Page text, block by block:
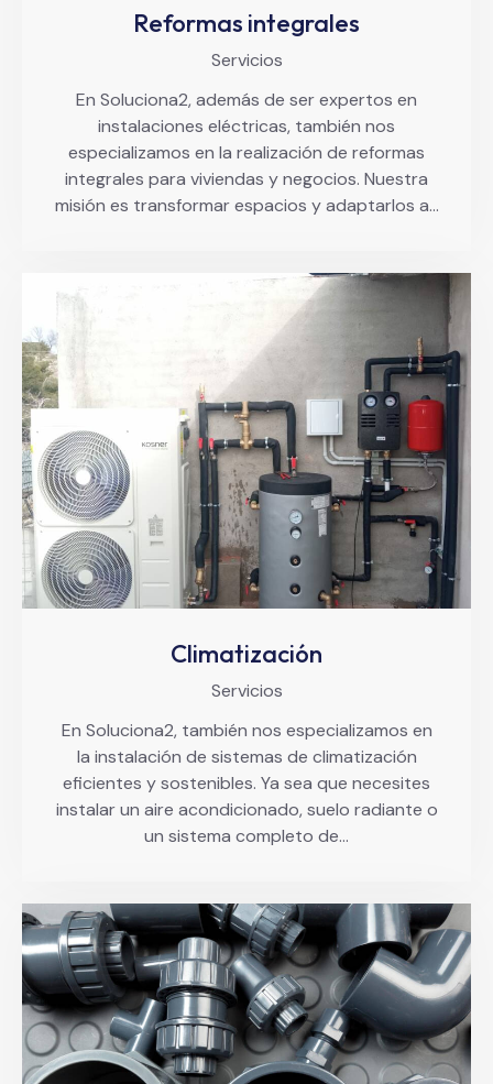
Reformas integrales
Servicios
En Soluciona2, además de ser expertos en
instalaciones eléctricas, también nos
especializamos en la realización de reformas
integrales para viviendas y negocios. Nuestra
misión es transformar espacios y adaptarlos a…
Climatización
Servicios
En Soluciona2, también nos especializamos en
la instalación de sistemas de climatización
eficientes y sostenibles. Ya sea que necesites
instalar un aire acondicionado, suelo radiante o
un sistema completo de…